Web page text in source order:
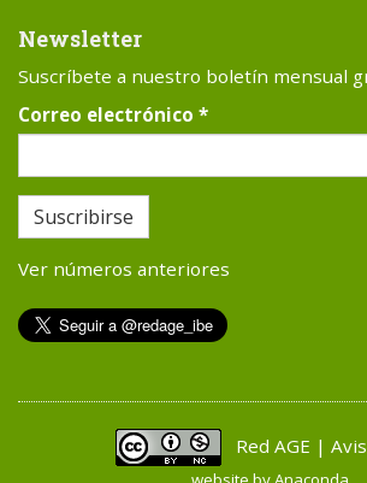
Newsletter
Suscríbete a nuestro boletín mensual
Correo electrónico *
Suscribirse
Ver números anteriores
Red AGE |